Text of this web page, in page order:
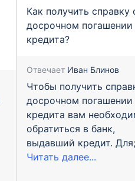
Как получить справку
досрочном погашении
кредита?
Отвечает Иван Блинов
Чтобы получить
досрочном погашении
кредита вам
обратиться в банк,
выдавший кредит. Для;
Читать далее...